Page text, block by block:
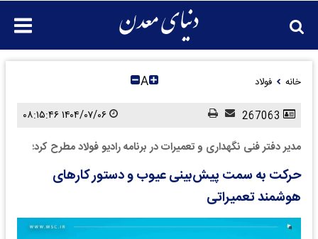
خانه فولاد A
مدیر دفتر فنی نگهداری و تعمیرات در برنامه رادیو فولاد مطرح کرد؛
حرکت به سمت پیش‌بینی عیوب و دستور کارهای
هوشمند تعمیراتی